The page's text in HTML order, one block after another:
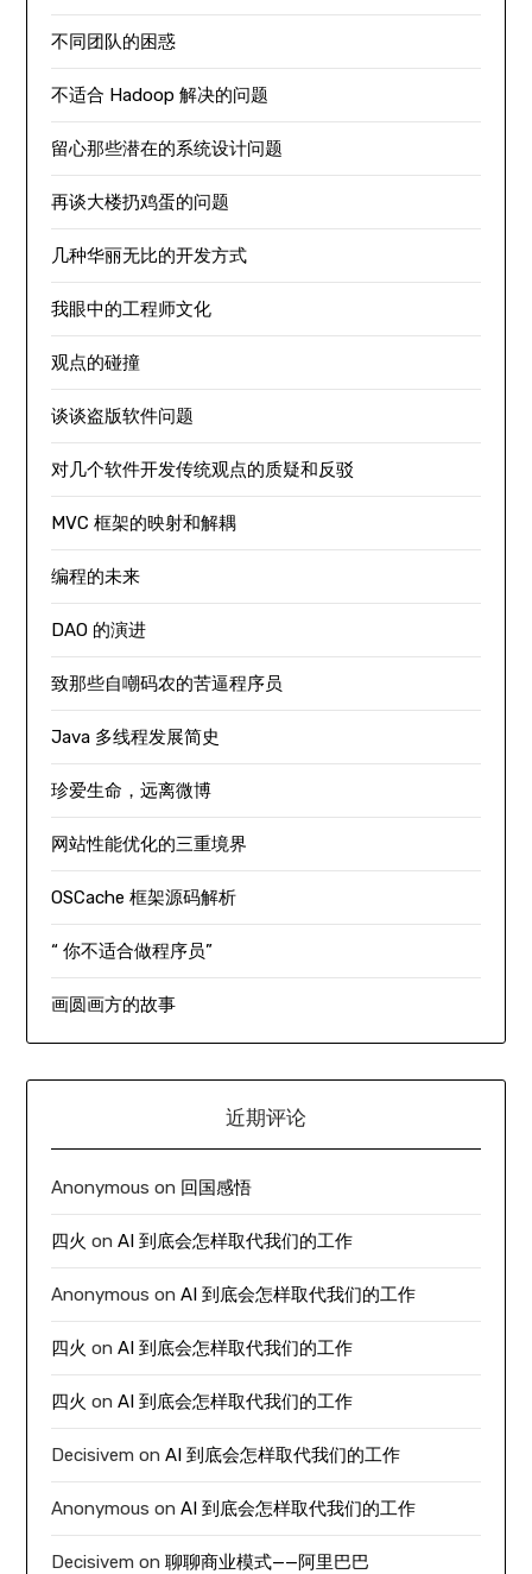
不同团队的困惑
不适合 Hadoop 解决的问题
留心那些潜在的系统设计问题
再谈大楼扔鸡蛋的问题
几种华丽无比的开发方式
我眼中的工程师文化
观点的碰撞
谈谈盗版软件问题
对几个软件开发传统观点的质疑和反驳
MVC 框架的映射和解耦
编程的未来
DAO 的演进
致那些自嘲码农的苦逼程序员
Java 多线程发展简史
珍爱生命，远离微博
网站性能优化的三重境界
OSCache 框架源码解析
“ 你不适合做程序员”
画圆画方的故事
近期评论
Anonymous on 回国感悟
四火 onAI 到底会怎样取代我们的工作
Anonymous onAI 到底会怎样取代我们的工作
四火 onAI 到底会怎样取代我们的工作
四火 onAI 到底会怎样取代我们的工作
Decisivem onAI 到底会怎样取代我们的工作
Anonymous onAI 到底会怎样取代我们的工作
Decisivem on聊聊商业模式——阿里巴巴